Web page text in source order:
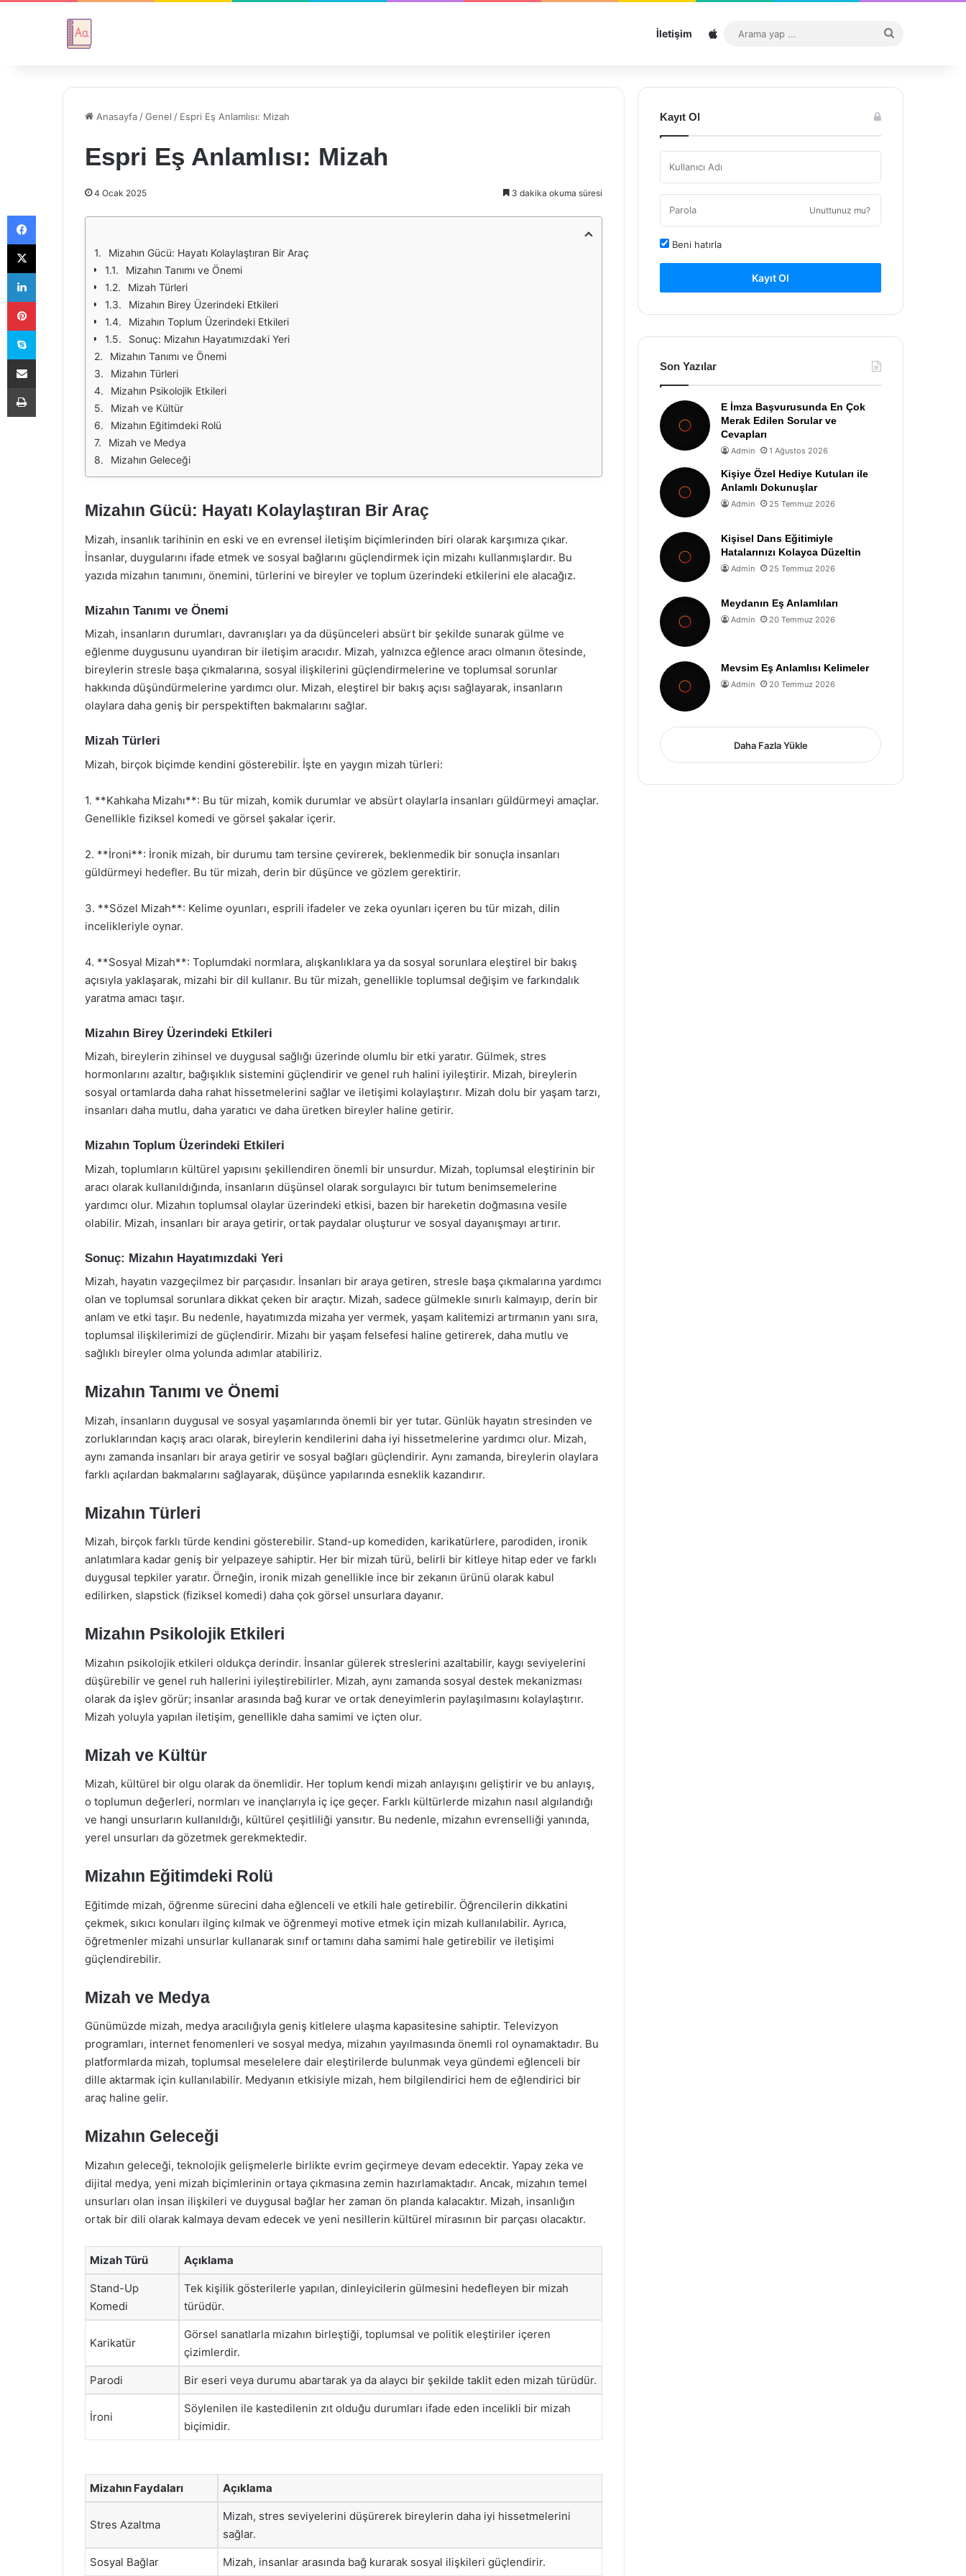
İletişim Sitemap
...
Anasayfa /Genel / Espri Eş Anlamlısı: Mizah
Espri Eş Anlamlısı: Mizah
4 Ocak 2025 3 dakika okuma süresi
Mizahın Gücü: Hayatı Kolaylaştıran Bir Araç
Mizahın Tanımı ve Önemi
Mizah Türleri
Mizahın Birey Üzerindeki Etkileri
Mizahın Toplum Üzerindeki Etkileri
Sonuç: Mizahın Hayatımızdaki Yeri
Mizahın Tanımı ve Önemi
Mizahın Türleri
Mizahın Psikolojik Etkileri
Mizah ve Kültür
Mizahın Eğitimdeki Rolü
Mizah ve Medya
Mizahın Geleceği
Mizahın Gücü: Hayatı Kolaylaştıran Bir Araç
Mizah, insanlık tarihinin en eski ve en evrensel iletişim biçimlerinden biri olarak karşımıza çıkar.
İnsanlar, duygularını ifade etmek ve sosyal bağlarını güçlendirmek için mizahı kullanmışlardır. Bu
yazıda mizahın tanımını, önemini, türlerini ve bireyler ve toplum üzerindeki etkilerini ele alacağız.
Mizahın Tanımı ve Önemi
Mizah, insanların durumları, davranışları ya da düşünceleri absürt bir şekilde sunarak gülme ve
eğlenme duygusunu uyandıran bir iletişim aracıdır. Mizah, yalnızca eğlence aracı olmanın ötesinde,
bireylerin stresle başa çıkmalarına, sosyal ilişkilerini güçlendirmelerine ve toplumsal sorunlar
hakkında düşündürmelerine yardımcı olur. Mizah, eleştirel bir bakış açısı sağlayarak, insanların
olaylara daha geniş bir perspektiften bakmalarını sağlar.
Mizah Türleri
Mizah, birçok biçimde kendini gösterebilir. İşte en yaygın mizah türleri:
1. **Kahkaha Mizahı**: Bu tür mizah, komik durumlar ve absürt olaylarla insanları güldürmeyi amaçlar.
Genellikle fiziksel komedi ve görsel şakalar içerir.
2. **İroni**: İronik mizah, bir durumu tam tersine çevirerek, beklenmedik bir sonuçla insanları
güldürmeyi hedefler. Bu tür mizah, derin bir düşünce ve gözlem gerektirir.
3. **Sözel Mizah**: Kelime oyunları, esprili ifadeler ve zeka oyunları içeren bu tür mizah, dilin
incelikleriyle oynar.
4. **Sosyal Mizah**: Toplumdaki normlara, alışkanlıklara ya da sosyal sorunlara eleştirel bir bakış
açısıyla yaklaşarak, mizahi bir dil kullanır. Bu tür mizah, genellikle toplumsal değişim ve farkındalık
yaratma amacı taşır.
Mizahın Birey Üzerindeki Etkileri
Mizah, bireylerin zihinsel ve duygusal sağlığı üzerinde olumlu bir etki yaratır. Gülmek, stres
hormonlarını azaltır, bağışıklık sistemini güçlendirir ve genel ruh halini iyileştirir. Mizah, bireylerin
sosyal ortamlarda daha rahat hissetmelerini sağlar ve iletişimi kolaylaştırır. Mizah dolu bir yaşam tarzı,
insanları daha mutlu, daha yaratıcı ve daha üretken bireyler haline getirir.
Mizahın Toplum Üzerindeki Etkileri
Mizah, toplumların kültürel yapısını şekillendiren önemli bir unsurdur. Mizah, toplumsal eleştirinin bir
aracı olarak kullanıldığında, insanların düşünsel olarak sorgulayıcı bir tutum benimsemelerine
yardımcı olur. Mizahın toplumsal olaylar üzerindeki etkisi, bazen bir hareketin doğmasına vesile
olabilir. Mizah, insanları bir araya getirir, ortak paydalar oluşturur ve sosyal dayanışmayı artırır.
Sonuç: Mizahın Hayatımızdaki Yeri
Mizah, hayatın vazgeçilmez bir parçasıdır. İnsanları bir araya getiren, stresle başa çıkmalarına yardımcı
olan ve toplumsal sorunlara dikkat çeken bir araçtır. Mizah, sadece gülmekle sınırlı kalmayıp, derin bir
anlam ve etki taşır. Bu nedenle, hayatımızda mizaha yer vermek, yaşam kalitemizi artırmanın yanı sıra,
toplumsal ilişkilerimizi de güçlendirir. Mizahı bir yaşam felsefesi haline getirerek, daha mutlu ve
sağlıklı bireyler olma yolunda adımlar atabiliriz.
Mizahın Tanımı ve Önemi
Mizah, insanların duygusal ve sosyal yaşamlarında önemli bir yer tutar. Günlük hayatın stresinden ve
zorluklarından kaçış aracı olarak, bireylerin kendilerini daha iyi hissetmelerine yardımcı olur. Mizah,
aynı zamanda insanları bir araya getirir ve sosyal bağları güçlendirir. Aynı zamanda, bireylerin olaylara
farklı açılardan bakmalarını sağlayarak, düşünce yapılarında esneklik kazandırır.
Mizahın Türleri
Mizah, birçok farklı türde kendini gösterebilir. Stand-up komediden, karikatürlere, parodiden, ironik
anlatımlara kadar geniş bir yelpazeye sahiptir. Her bir mizah türü, belirli bir kitleye hitap eder ve farklı
duygusal tepkiler yaratır. Örneğin, ironik mizah genellikle ince bir zekanın ürünü olarak kabul
edilirken, slapstick (fiziksel komedi) daha çok görsel unsurlara dayanır.
Mizahın Psikolojik Etkileri
Mizahın psikolojik etkileri oldukça derindir. İnsanlar gülerek streslerini azaltabilir, kaygı seviyelerini
düşürebilir ve genel ruh hallerini iyileştirebilirler. Mizah, aynı zamanda sosyal destek mekanizması
olarak da işlev görür; insanlar arasında bağ kurar ve ortak deneyimlerin paylaşılmasını kolaylaştırır.
Mizah yoluyla yapılan iletişim, genellikle daha samimi ve içten olur.
Mizah ve Kültür
Mizah, kültürel bir olgu olarak da önemlidir. Her toplum kendi mizah anlayışını geliştirir ve bu anlayış,
o toplumun değerleri, normları ve inançlarıyla iç içe geçer. Farklı kültürlerde mizahın nasıl algılandığı
ve hangi unsurların kullanıldığı, kültürel çeşitliliği yansıtır. Bu nedenle, mizahın evrenselliği yanında,
yerel unsurları da gözetmek gerekmektedir.
Mizahın Eğitimdeki Rolü
Eğitimde mizah, öğrenme sürecini daha eğlenceli ve etkili hale getirebilir. Öğrencilerin dikkatini
çekmek, sıkıcı konuları ilginç kılmak ve öğrenmeyi motive etmek için mizah kullanılabilir. Ayrıca,
öğretmenler mizahi unsurlar kullanarak sınıf ortamını daha samimi hale getirebilir ve iletişimi
güçlendirebilir.
Mizah ve Medya
Günümüzde mizah, medya aracılığıyla geniş kitlelere ulaşma kapasitesine sahiptir. Televizyon
programları, internet fenomenleri ve sosyal medya, mizahın yayılmasında önemli rol oynamaktadır. Bu
platformlarda mizah, toplumsal meselelere dair eleştirilerde bulunmak veya gündemi eğlenceli bir
dille aktarmak için kullanılabilir. Medyanın etkisiyle mizah, hem bilgilendirici hem de eğlendirici bir
araç haline gelir.
Mizahın Geleceği
Mizahın geleceği, teknolojik gelişmelerle birlikte evrim geçirmeye devam edecektir. Yapay zeka ve
dijital medya, yeni mizah biçimlerinin ortaya çıkmasına zemin hazırlamaktadır. Ancak, mizahın temel
unsurları olan insan ilişkileri ve duygusal bağlar her zaman ön planda kalacaktır. Mizah, insanlığın
ortak bir dili olarak kalmaya devam edecek ve yeni nesillerin kültürel mirasının bir parçası olacaktır.
Mizah Türü Açıklama
Stand-Up
Komedi
Tek kişilik gösterilerle yapılan, dinleyicilerin gülmesini hedefleyen bir mizah
türüdür.
Karikatür
Görsel sanatlarla mizahın birleştiği, toplumsal ve politik eleştiriler içeren
çizimlerdir.
Parodi Bir eseri veya durumu abartarak ya da alaycı bir şekilde taklit eden mizah türüdür.
İroni
Söylenilen ile kastedilenin zıt olduğu durumları ifade eden incelikli bir mizah
biçimidir.
Mizahın Faydaları Açıklama
Stres Azaltma
Mizah, stres seviyelerini düşürerek bireylerin daha iyi hissetmelerini
sağlar.
Sosyal Bağlar Mizah, insanlar arasında bağ kurarak sosyal ilişkileri güçlendirir.
Kayıt Ol
Unuttunuz mu?
Beni hatırla
Kayıt Ol
Son Yazılar
E İmza Başvurusunda En Çok
Merak Edilen Sorular ve
Cevapları
Admin 1 Ağustos 2026
Kişiye Özel Hediye Kutuları ile
Anlamlı Dokunuşlar
Admin 25 Temmuz 2026
Kişisel Dans Eğitimiyle
Hatalarınızı Kolayca Düzeltin
Admin 25 Temmuz 2026
Meydanın Eş Anlamlıları
Admin 20 Temmuz 2026
Mevsim Eş Anlamlısı Kelimeler
Admin 20 Temmuz 2026
Daha Fazla Yükle
Facebook
X
LinkedIn
Pinterest
Skype
E-Posta ile paylaş